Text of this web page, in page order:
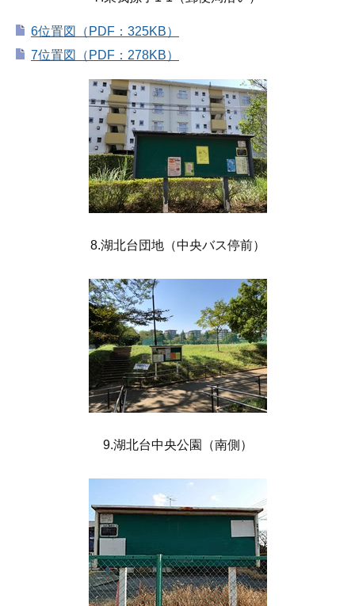
6位置図（PDF：325KB）
7位置図（PDF：278KB）
8.湖北台団地（中央バス停前）
9.湖北台中央公園（南側）